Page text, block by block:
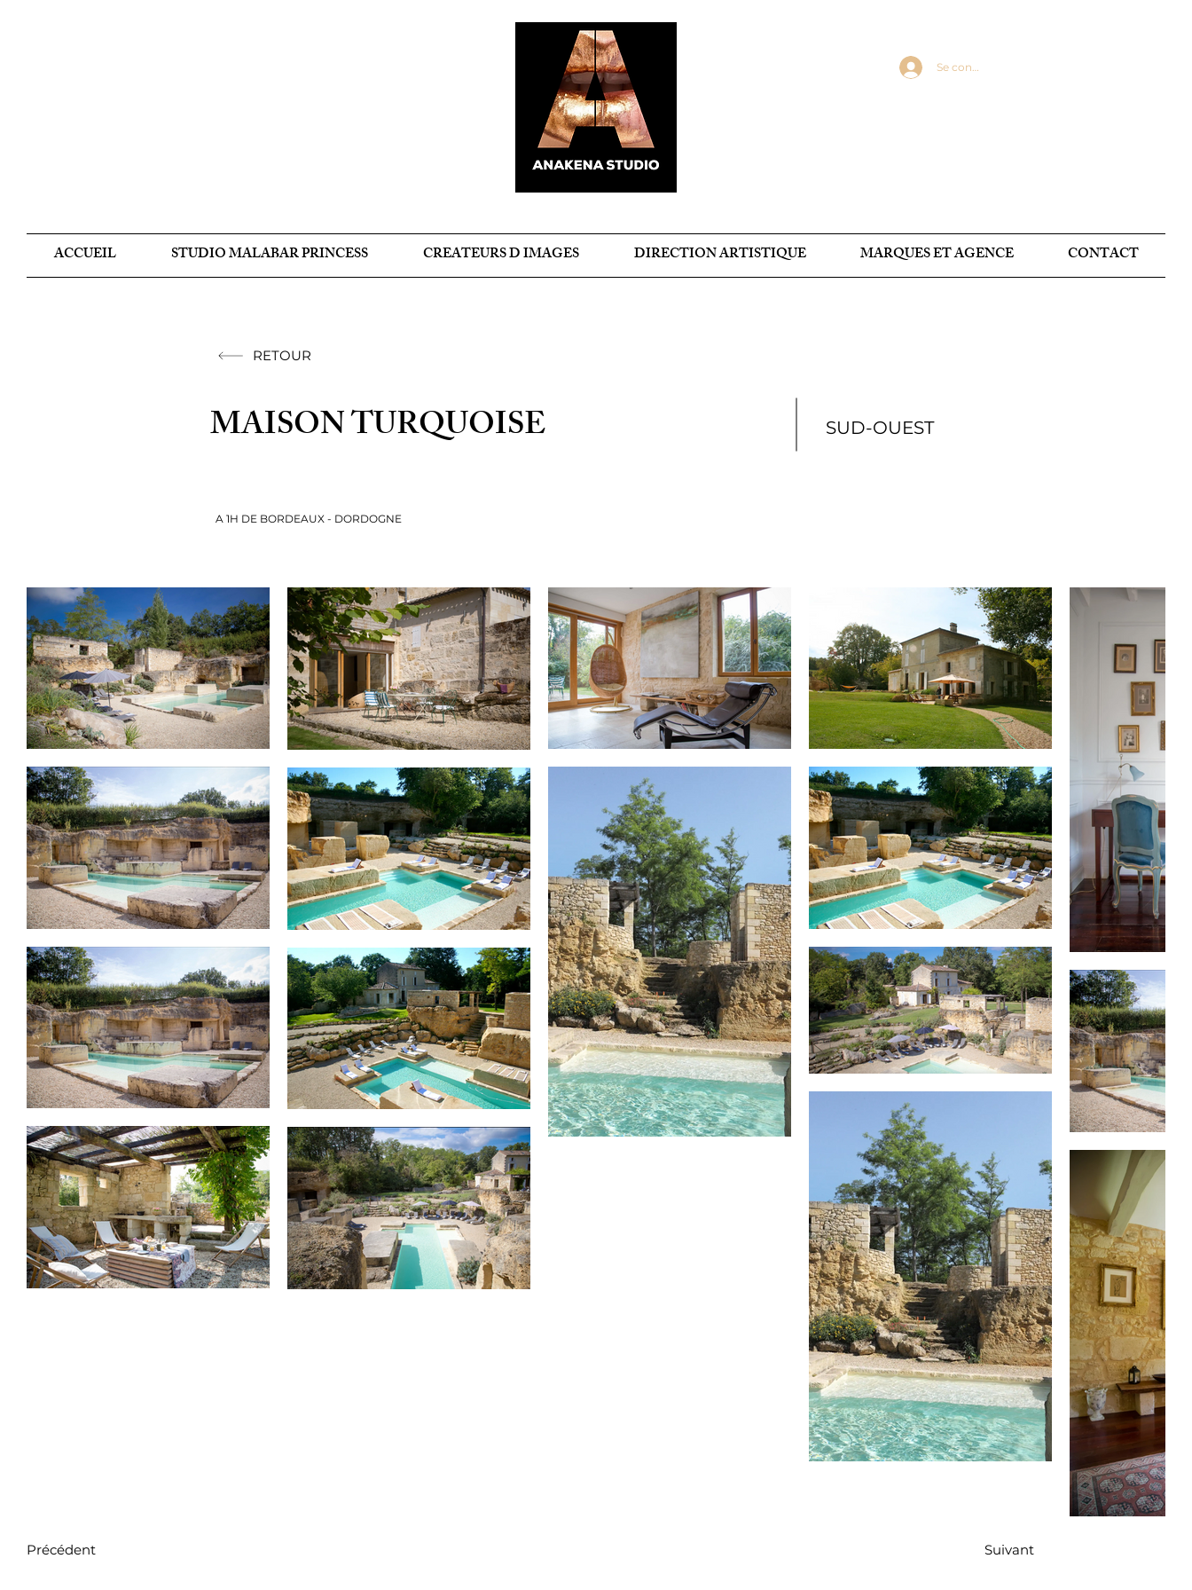
Se connecter
ACCUEIL STUDIO MALABAR PRINCESS CREATEURS D IMAGES DIRECTION ARTISTIQUE MARQUES ET AGENCE CONTACT
RETOUR
MAISON TURQUOISE SUD-OUEST
A 1H DE BORDEAUX - DORDOGNE
Précédent Suivant